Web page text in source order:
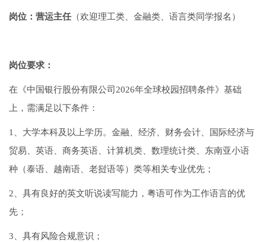
岗位：营运主任（欢迎理工类、金融类、语言类同学报名）
岗位要求：
在《中国银行股份有限公司2026年全球校园招聘条件》基础
上，需满足以下条件：
1、大学本科及以上学历。金融、经济、财务会计、国际经济与
贸易、英语、商务英语、计算机类、数理统计类、东南亚小语
种（泰语、越南语、老挝语等）类等相关专业优先；
2、具有良好的英文听说读写能力，粤语可作为工作语言的优
先；
3、具有风险合规意识；